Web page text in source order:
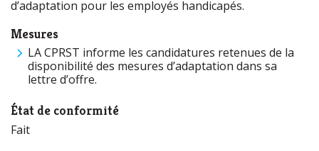
d’adaptation pour les employés handicapés.
Mesures
LACPRST informe les candidatures retenues de la
disponibilité des mesures d’adaptation dans sa
lettre d’offre.
État de conformité
Fait